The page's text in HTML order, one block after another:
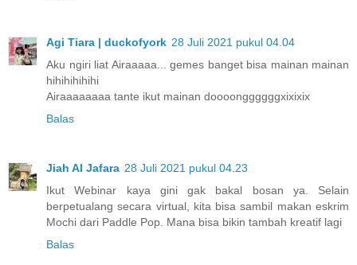
Agi Tiara | duckofyork 28 Juli 2021 pukul 04.04
Aku ngiri liat Airaaaaa... gemes banget bisa mainan mainan
hihihihihihi
Airaaaaaaaa tante ikut mainan doooonggggggxixixix
Balas
Jiah Al Jafara 28 Juli 2021 pukul 04.23
Ikut Webinar kaya gini gak bakal bosan ya. Selain
berpetualang secara virtual, kita bisa sambil makan eskrim
Mochi dari Paddle Pop. Mana bisa bikin tambah kreatif lagi
Balas